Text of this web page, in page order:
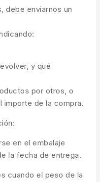
debe enviarnos un
y qué
por otros, o
importe de la compra.
en el embalaje
la fecha de entrega.
cuando el peso de la